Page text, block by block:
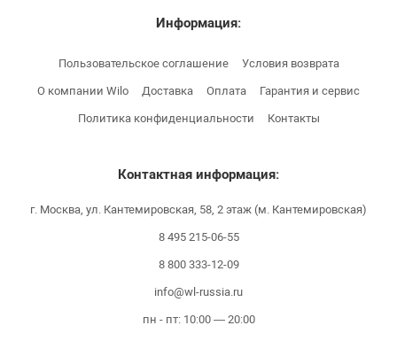
Информация:
Пользовательское соглашение Условия возврата
О компании Wilo Доставка Оплата Гарантия и сервис
Политика конфиденциальности Контакты
Контактная информация:
г. Москва, ул. Кантемировская, 58, 2 этаж (м. Кантемировская)
8 495 215-06-55
8 800 333-12-09
info@wl-russia.ru
пн - пт: 10:00 — 20:00